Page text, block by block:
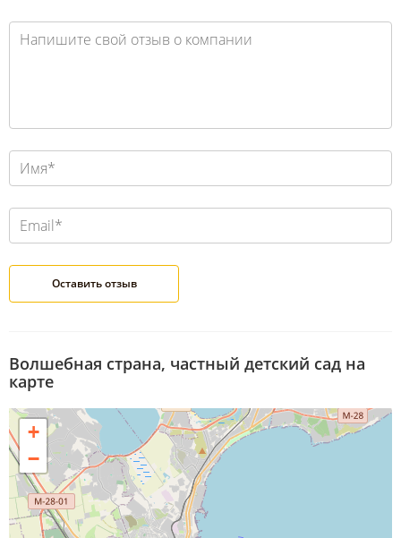
Волшебная страна, частный детский сад на
карте
+
−